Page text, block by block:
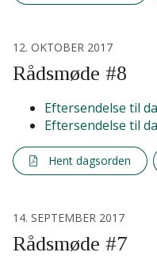
12. OKTOBER 2017
Rådsmøde #8
Eftersendelse til
Eftersendelse til
Hent dagsorden
14. SEPTEMBER 2017
Rådsmøde #7